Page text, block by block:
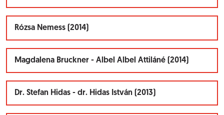
Rózsa Nemess (2014)
Magdalena Bruckner - Albel Albel Attiláné (2014)
Dr. Stefan Hidas - dr. Hidas István (2013)